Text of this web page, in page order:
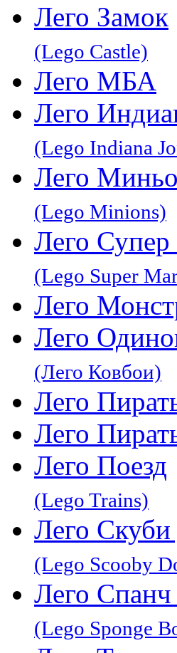
Лего Замок
(Lego Castle)
Лего МБА
Лего
(Lego Indiana
Лего
(Lego Minions)
Лего
(Lego Super
Лего
Лего
(Лего Ковбои)
Лего
Лего
Лего Поезд
(Lego Trains)
Лего
(Lego Scooby
Лего Спанч
(Lego Sponge